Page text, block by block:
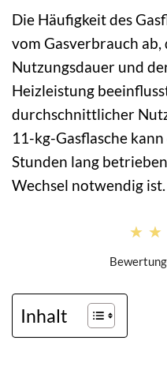
Die Häufigkeit des
vom Gasverbrauch
Nutzungsdauer und
Heizleistung
durchschnittlicher
11-kg-Gasflasche
Stunden lang
Wechsel notwendig ist.
Inhalt